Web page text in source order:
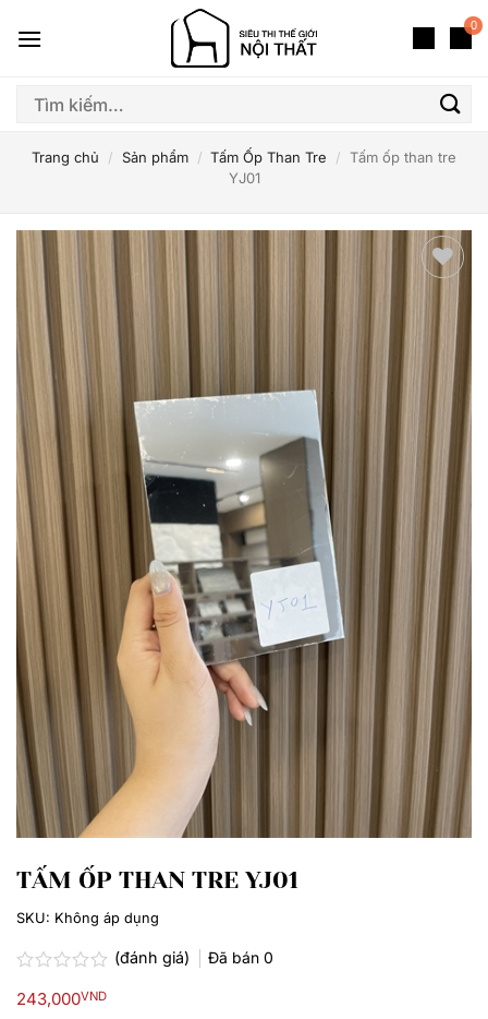
qua
dung
0
Tìm
Trang chủ / Sản phẩm / Tấm Ốp Than Tre / Tấm ốp than tre
YJ01
Thêm
thích
TẤM ỐP THAN TRE YJ01
xếp
(đánh giá) Đã bán 0
243,000VND
SKU: Không áp dụng